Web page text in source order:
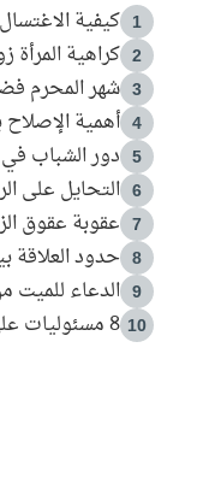
1 كيفية
2 كراهية المرأة
3 شهر المحرم
4 أهمية
5 دور الشباب
6 التحايل على
7 عقوبة عقوق
8 حدود العلاقة
9 الدعاء للميت
10 8 مسئوليات على الزوج تجاه زوجته